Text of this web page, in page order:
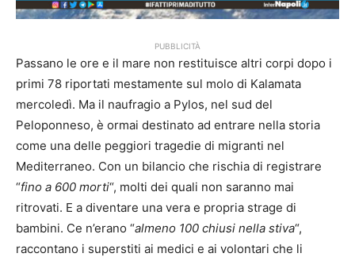
PUBBLICITÀ
Passano le ore e il mare non restituisce altri corpi dopo i
primi 78 riportati mestamente sul molo di Kalamata
mercoledì. Ma il naufragio a Pylos, nel sud del
Peloponneso, è ormai destinato ad entrare nella storia
come una delle peggiori tragedie di migranti nel
Mediterraneo. Con un bilancio che rischia di registrare
“fino a 600 morti“, molti dei quali non saranno mai
ritrovati. E a diventare una vera e propria strage di
bambini. Ce n’erano “almeno 100 chiusi nella stiva“,
raccontano i superstiti ai medici e ai volontari che li